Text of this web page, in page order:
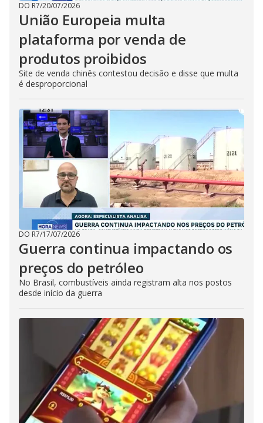
DO R7/20/07/2026
União Europeia multa
plataforma por venda de
produtos proibidos
Site de venda chinês contestou decisão e disse que multa
é desproporcional
DO R7/17/07/2026
Guerra continua impactando os
preços do petróleo
No Brasil, combustíveis ainda registram alta nos postos
desde início da guerra